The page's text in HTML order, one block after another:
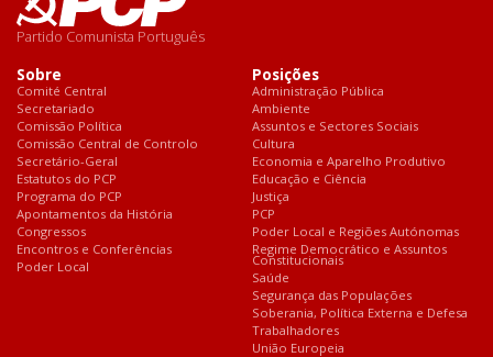
Partido Comunista Português
Sobre
Comité Central
Secretariado
Comissão Política
Comissão Central de Controlo
Secretário-Geral
Estatutos do PCP
Programa do PCP
Apontamentos da História
Congressos
Encontros e Conferências
Poder Local
Posições
Administração Pública
Ambiente
Assuntos e Sectores Sociais
Cultura
Economia e Aparelho Produtivo
Educação e Ciência
Justiça
PCP
Poder Local e Regiões Autónomas
Regime Democrático e Assuntos
Constitucionais
Saúde
Segurança das Populações
Soberania, Política Externa e Defesa
Trabalhadores
União Europeia